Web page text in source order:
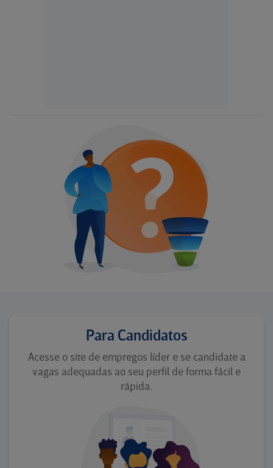
Para Candidatos
Acesse o site de empregos líder e se candidate a
vagas adequadas ao seu perfil de forma fácil e
rápida.